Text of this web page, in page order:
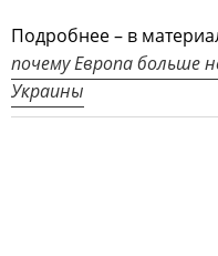
Подробнее – в
почему Европа больше
Украины